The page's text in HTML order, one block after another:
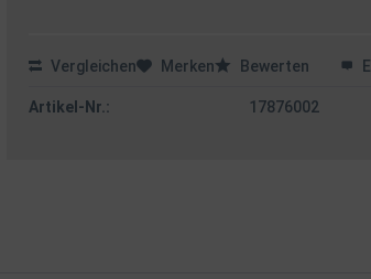
Vergleichen Merken Bewerten
Artikel-Nr.: 17876002